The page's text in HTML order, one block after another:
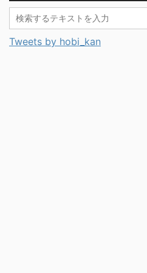
Tweets by hobi_kan